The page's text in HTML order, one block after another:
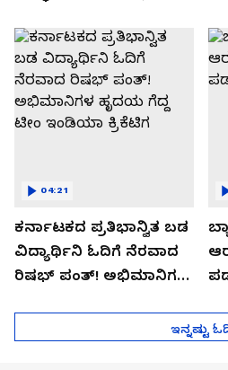
ಕರ್ನಾಟಕದ ಪ್ರತಿಭಾನ್ವಿತ ಬಡ
ವಿದ್ಯಾರ್ಥಿನಿ ಓದಿಗೆ ನೆರವಾದ
ರಿಷಭ್ ಪಂತ್! ಅಭಿಮಾನಿಗಳ
04:21
ಇನ್ನಷ್ಟು